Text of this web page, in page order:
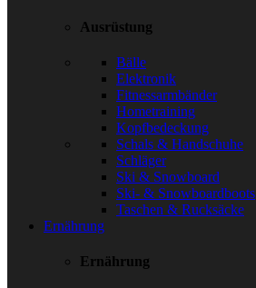
Ausrüstung
Bälle
Elektronik
Fitnessarmbänder
Hometraining
Kopfbedeckung
Schals & Handschuhe
Schläger
Ski & Snowboard
Ski- & Snowboardboots
Taschen & Rucksäcke
Ernährung
Ernährung